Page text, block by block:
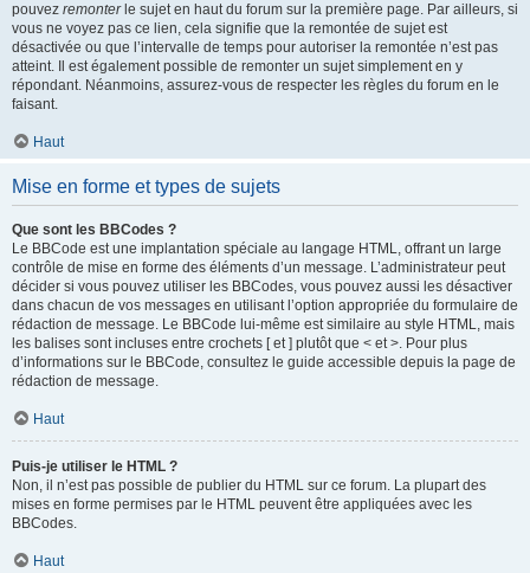
pouvez remonterle sujet en haut du forum sur la première page. Par ailleurs, si
vous ne voyez pas ce lien, cela signifie que la remontée de sujet est
désactivée ou que l’intervalle de temps pour autoriser la remontée n’est pas
atteint. Il est également possible de remonter un sujet simplement en y
répondant. Néanmoins, assurez-vous de respecter les règles du forum en le
faisant.
Haut
Mise en forme et types de sujets
Que sont les BBCodes ?
Le BBCode est une implantation spéciale au langage HTML, offrant un large
contrôle de mise en forme des éléments d’un message. L’administrateur peut
décider si vous pouvez utiliser les BBCodes, vous pouvez aussi les désactiver
dans chacun de vos messages en utilisant l’option appropriée du formulaire de
rédaction de message. Le BBCode lui-même est similaire au style HTML, mais
les balises sont incluses entre crochets [ et ] plutôt que < et >. Pour plus
d’informations sur le BBCode, consultez le guide accessible depuis la page de
rédaction de message.
Haut
Puis-je utiliser le HTML ?
Non, il n’est pas possible de publier du HTML sur ce forum. La plupart des
mises en forme permises par le HTML peuvent être appliquées avec les
BBCodes.
Haut